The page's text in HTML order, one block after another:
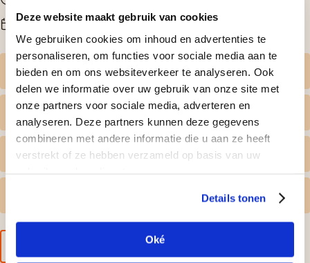
Deze website maakt gebruik van cookies
We gebruiken cookies om inhoud en advertenties te
personaliseren, om functies voor sociale media aan te
bieden en om ons websiteverkeer te analyseren. Ook
delen we informatie over uw gebruik van onze site met
onze partners voor sociale media, adverteren en
analyseren. Deze partners kunnen deze gegevens
combineren met andere informatie die u aan ze heeft
verstrekt of ze hebben verzameld op basis van uw
Details tonen
Oké
Beschikbaarheid
Zelf datum kiezen
Wat krijg ik geleverd
Persoonlijk tintje
Voorbeeld van de cadeaubon